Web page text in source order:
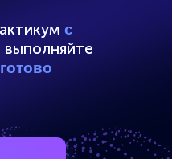
рутины и